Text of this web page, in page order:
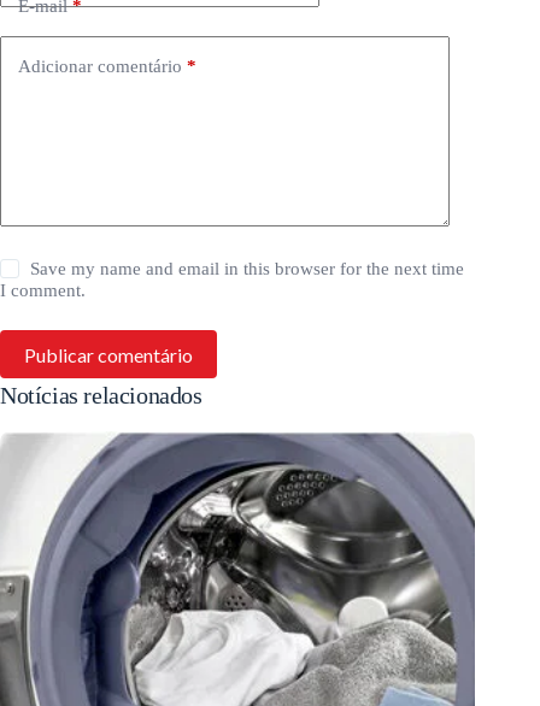
E-mail*
Adicionar comentário *
Save my name and email in this browser for the next time
I comment.
Publicar comentário
Notícias relacionados